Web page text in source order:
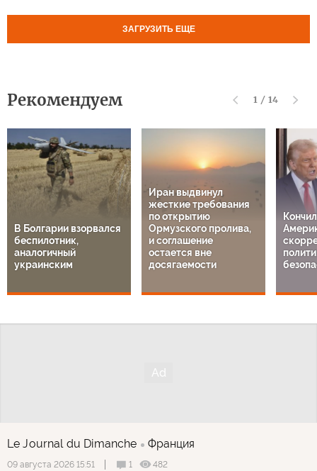
ЗАГРУЗИТЬ ЕЩЕ
Рекомендуем 1 / 14
В Болгарии взорвался
беспилотник,
аналогичный
украинским
Иран выдвинул
жесткие требования
по открытию
Ормузского пролива,
и соглашение
остается вне
досягаемости
Le Journal du Dimanche Франция
09 августа 2026 15:51 1
482